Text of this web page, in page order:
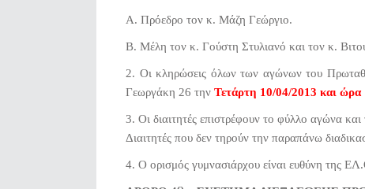
Α. Πρόεδρο τον κ. Μάζη Γεώργιο.
Β. Μέλη τον κ. Γούστη Στυλιανό και τον κ.
2. Οι κληρώσεις όλων των αγώνων του
Γεωργάκη 26 την Τετάρτη 10/04/2013 και ώρα
3. Οι διαιτητές επιστρέφουν το φύλλο αγώνα
Διαιτητές που δεν τηρούν την παραπάνω
4. Ο ορισμός γυμνασιάρχου είναι ευθύνη της